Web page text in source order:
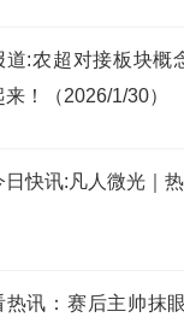
道:农超对接板块概
来！（2026/1/30）
日快讯:凡人微光｜
热讯：赛后主帅抹